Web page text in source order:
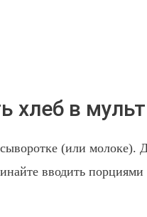
хлеб в
(или молоке).
вводить